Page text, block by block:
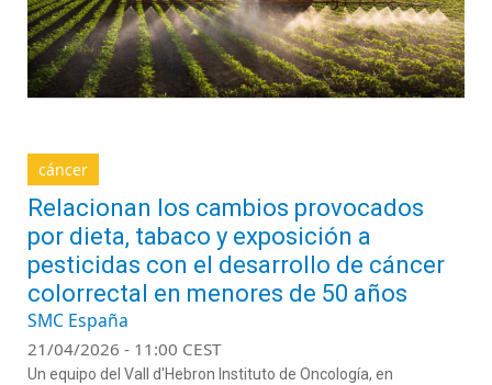
cáncer
Relacionan los cambios provocados
por dieta, tabaco y exposición a
pesticidas con el desarrollo de cáncer
colorrectal en menores de 50 años
SMC España
21/04/2026 - 11:00 CEST
Un equipo del Vall d'Hebron Instituto de Oncología, en